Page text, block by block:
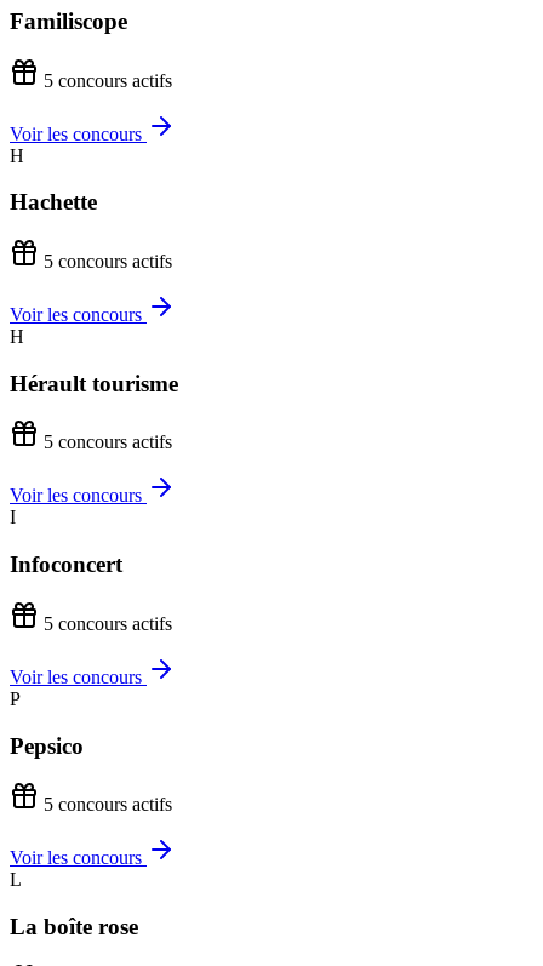
Familiscope
5 concours actifs
Voir les concours
H
Hachette
5 concours actifs
Voir les concours
H
Hérault tourisme
5 concours actifs
Voir les concours
I
Infoconcert
5 concours actifs
Voir les concours
P
Pepsico
5 concours actifs
Voir les concours
L
La boîte rose